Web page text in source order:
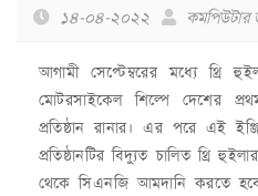
১৪-০৪-২০২২ কমপিউটার
আগামী সেপ্টেম্বরের মধ্যে থ্রি
মোটরসাইকেল শিল্পে দেশের
প্রতিষ্ঠান রানার। এর পরে এই
প্রতিষ্ঠানটির বিদ্যুত চালিত থ্রি
থেকে সিএনজি আমদানি করতে